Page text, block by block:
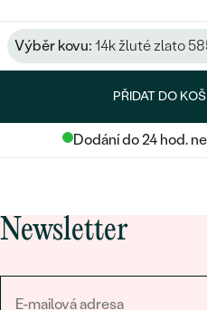
Výběr kovu: 14k žluté zlato
PŘIDAT DO
Dodání do 24 hod.
Newsletter